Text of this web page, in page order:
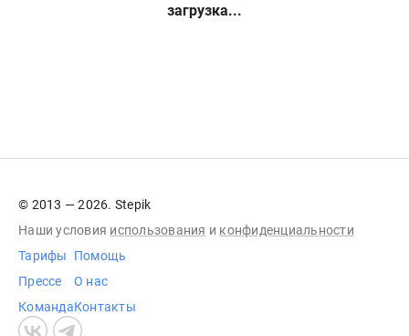
загрузка...
© 2013 — 2026. Stepik
Наши условия использования и конфиденциальности
Тарифы
Прессе
Команда
Помощь
О нас
Контакты